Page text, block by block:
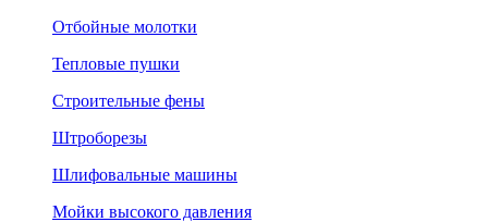
Отбойные молотки
Тепловые пушки
Строительные фены
Штроборезы
Шлифовальные машины
Мойки высокого давления